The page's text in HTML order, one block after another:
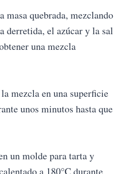
masa quebrada, mezclando
derretida, el azúcar y la sal
una mezcla
mezcla en una superficie
unos minutos hasta que
un molde para tarta y